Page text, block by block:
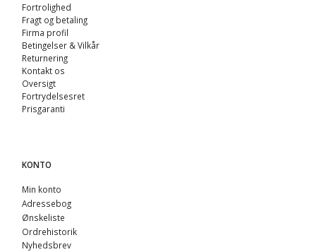
Fortrolighed
Fragt og betaling
Firma profil
Betingelser & Vilkår
Returnering
Kontakt os
Oversigt
Fortrydelsesret
Prisgaranti
KONTO
Min konto
Adressebog
Ønskeliste
Ordrehistorik
Nyhedsbrev